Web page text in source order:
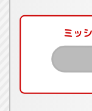
ミッ